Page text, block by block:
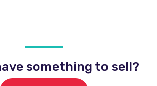
something to sell?